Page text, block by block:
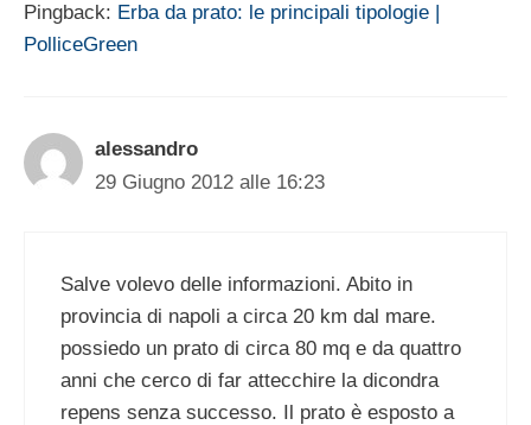
Pingback: Erba da prato: le principali tipologie |
PolliceGreen
alessandro
29 Giugno 2012 alle 16:23
Salve volevo delle informazioni. Abito in
provincia di napoli a circa 20 km dal mare.
possiedo un prato di circa 80 mq e da quattro
anni che cerco di far attecchire la dicondra
repens senza successo. Il prato è esposto a